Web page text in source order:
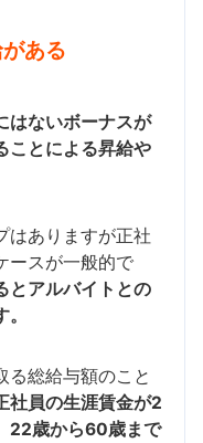
ある
はないボーナスが
ことによる昇給や
はありますが正社
ースが一般的で
とアルバイトとの
る総給与額のこと
社員の生涯賃金が2
22歳から60歳まで